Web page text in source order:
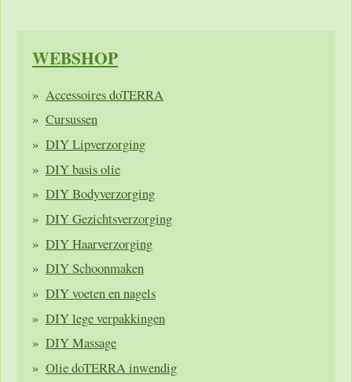
WEBSHOP
Accessoires doTERRA
Cursussen
DIY Lipverzorging
DIY basis olie
DIY Bodyverzorging
DIY Gezichtsverzorging
DIY Haarverzorging
DIY Schoonmaken
DIY voeten en nagels
DIY lege verpakkingen
DIY Massage
Olie doTERRA inwendig